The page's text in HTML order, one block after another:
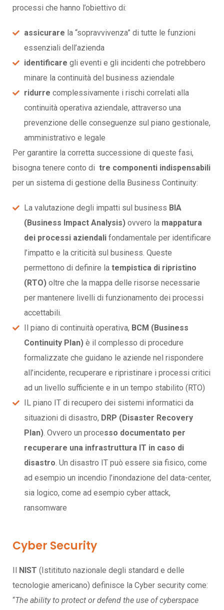
processi che hanno l’obiettivo di:
assicurare la “sopravvivenza” di tutte le funzioni
essenziali dell’azienda
identificare gli eventi e gli incidenti che potrebbero
minare la continuità del business aziendale
ridurre complessivamente i rischi correlati alla
continuità operativa aziendale, attraverso una
prevenzione delle conseguenze sul piano gestionale,
amministrativo e legale
Per garantire la corretta successione di queste fasi,
bisogna tenere conto di tre componenti indispensabili
per un sistema di gestione della Business Continuity:
La valutazione degli impatti sul business BIA
(Business Impact Analysis) ovvero la mappatura
dei processi aziendali fondamentale per identificare
l’impatto e la criticità sul business. Queste
permettono di definire la tempistica di ripristino
(RTO) oltre che la mappa delle risorse necessarie
per mantenere livelli di funzionamento dei processi
accettabili.
Il piano di continuità operativa, BCM (Business
Continuity Plan) è il complesso di procedure
formalizzate che guidano le aziende nel rispondere
all’incidente, recuperare e ripristinare i processi critici
ad un livello sufficiente e in un tempo stabilito (RTO)
IL piano IT di recupero dei sistemi informatici da
situazioni di disastro, DRP (Disaster Recovery
Plan). Ovvero un processo documentato per
recuperare una infrastruttura IT in caso di
disastro . Un disastro IT può essere sia fisico, come
ad esempio un incendio l’inondazione del data-center,
sia logico, come ad esempio cyber attack,
ransomware
Cyber Security
Il NIST (Istitituto nazionale degli standard e delle
tecnologie americano) definisce la Cyber security come:
“The ability to protect or defend the use of cyberspace